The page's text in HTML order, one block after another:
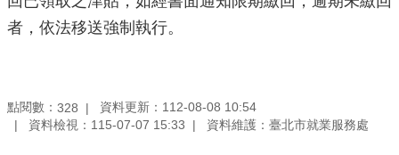
者，依法移送強制執行。
點閱數： 328
資料更新：112-08-08 10:54
資料檢視：115-07-07 15:33
資料維護：臺北市就業服務處